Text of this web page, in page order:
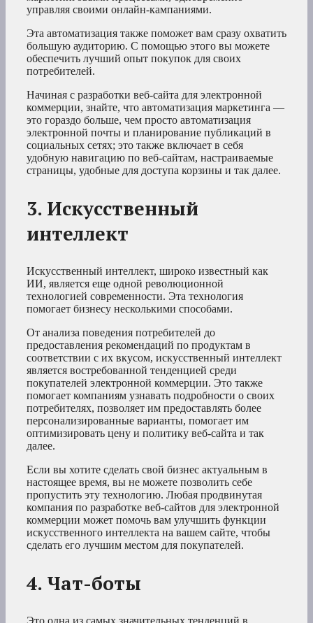
управляя своими онлайн-кампаниями.
Эта автоматизация также поможет вам сразу охватить
большую аудиторию. С помощью этого вы можете
обеспечить лучший опыт покупок для своих
потребителей.
Начиная с разработки веб-сайта для электронной
коммерции, знайте, что автоматизация маркетинга —
это гораздо больше, чем просто автоматизация
электронной почты и планирование публикаций в
социальных сетях; это также включает в себя
удобную навигацию по веб-сайтам, настраиваемые
страницы, удобные для доступа корзины и так далее.
3. Искусственный
интеллект
Искусственный интеллект, широко известный как
ИИ, является еще одной революционной
технологией современности. Эта технология
помогает бизнесу несколькими способами.
От анализа поведения потребителей до
предоставления рекомендаций по продуктам в
соответствии с их вкусом, искусственный интеллект
является востребованной тенденцией среди
покупателей электронной коммерции. Это также
помогает компаниям узнавать подробности о своих
потребителях, позволяет им предоставлять более
персонализированные варианты, помогает им
оптимизировать цену и политику веб-сайта и так
далее.
Если вы хотите сделать свой бизнес актуальным в
настоящее время, вы не можете позволить себе
пропустить эту технологию. Любая продвинутая
компания по разработке веб-сайтов для электронной
коммерции может помочь вам улучшить функции
искусственного интеллекта на вашем сайте, чтобы
сделать его лучшим местом для покупателей.
4. Чат-боты
Это одна из самых значительных тенденций в